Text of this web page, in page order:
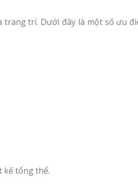
trí. Dưới đây là một số ưu
kế tổng thể.